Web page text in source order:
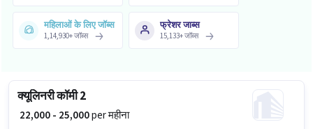
महिलाओं के लिए जॉब्स
1,14,930+जॉब्स
फ्रेशर जाब्स
15,133+जॉब्स
क्यूलिनरी कॉमी 2
₹ 22,000 - 25,000per महीना